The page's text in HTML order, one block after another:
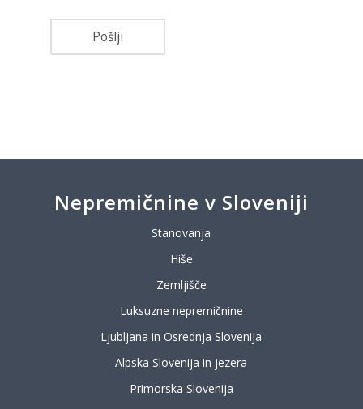
Nepremičnine v Sloveniji
Stanovanja
Hiše
Zemljišče
Luksuzne nepremičnine
Ljubljana in Osrednja Slovenija
Alpska Slovenija in jezera
Primorska Slovenija